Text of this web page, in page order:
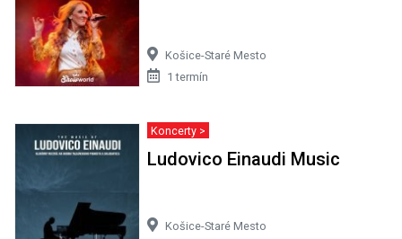
Košice-Staré Mesto
1 termín
Koncerty >
Ludovico Einaudi Music
Košice-Staré Mesto